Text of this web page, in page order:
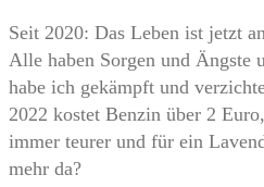
Seit 2020: Das Leben ist jetzt
Alle haben Sorgen und Ängste
habe ich gekämpft und
2022 kostet Benzin über 2
immer teurer und für ein
mehr da?